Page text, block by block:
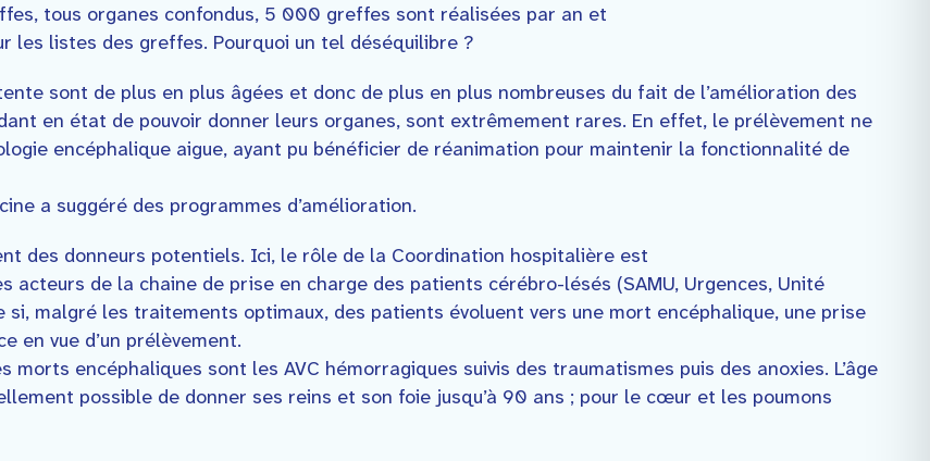
tous organes confondus, 5 000 greffes sont réalisées par an et
les listes des greffes. Pourquoi un tel déséquilibre ?
sont de plus en plus âgées et donc de plus en plus nombreuses du fait de l’amélioration des
en état de pouvoir donner leurs organes, sont extrêmement rares. En effet, le prélèvement ne
encéphalique aigue, ayant pu bénéficier de réanimation pour maintenir la fonctionnalité de
a suggéré des programmes d’amélioration.
des donneurs potentiels. Ici, le rôle de la Coordination hospitalière est
de la chaine de prise en charge des patients cérébro-lésés (SAMU, Urgences, Unité
si, malgré les traitements optimaux, des patients évoluent vers une mort encéphalique, une prise
en vue d’un prélèvement.
encéphaliques sont les AVC hémorragiques suivis des traumatismes puis des anoxies. L’âge
possible de donner ses reins et son foie jusqu’à 90 ans ; pour le cœur et les poumons